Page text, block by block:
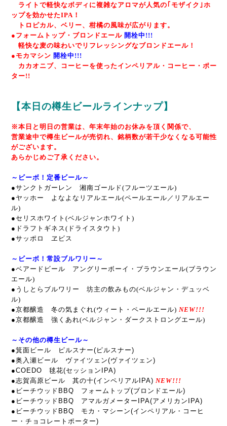
ライトで軽快なボディに複雑なアロマが人気の｢モザイク｣ホ
ップを効かせたIPA！
トロピカル、ベリー、柑橘の風味が広がります。
●フォームトップ・ブロンドエール 開栓中!!!
軽快な麦の味わいでリフレッシングなブロンドエール！
●モカマシン 開栓中!!!
カカオニブ、コーヒーを使ったインペリアル・コーヒー・ポー
ター!!
【本日の樽生ビールラインナップ】
※本日と明日の営業は、年末年始のお休みを頂く関係で、
営業途中で樽生ビールが売切れ、銘柄数が若干少なくなる可能性
がございます。
あらかじめご了承ください。
～ビーボ！定番ビール～
●サンクトガーレン 湘南ゴールド(フルーツエール)
●ヤッホー よなよなリアルエール(ペールエール／リアルエー
ル)
●セリスホワイト(ベルジャンホワイト)
●ドラフトギネス(ドライスタウト)
●サッポロ ヱビス
～ビーボ！常設ブルワリー～
●ベアードビール アングリーボーイ・ブラウンエール(ブラウン
エール)
●うしとらブルワリー 坊主の飲みもの(ベルジャン・デュッベ
ル)
●京都醸造 冬の気まぐれ(ウィート・ペールエール) NEW!!!
●京都醸造 強くあれ(ベルジャン・ダークストロングエール)
～その他の樽生ビール～
●箕面ビール ピルスナー(ピルスナー)
●奥入瀬ビール ヴァイツェン(ヴァイツェン)
●COEDO 毬花(セッションIPA)
●志賀高原ビール 其の十(インペリアルIPA) NEW!!!
●ビーチウッドBBQ フォームトップ(ブロンドエール)
●ビーチウッドBBQ アマルガメーターIPA(アメリカンIPA)
●ビーチウッドBBQ モカ・マシーン(インペリアル・コーヒ
ー・チョコレートポーター)